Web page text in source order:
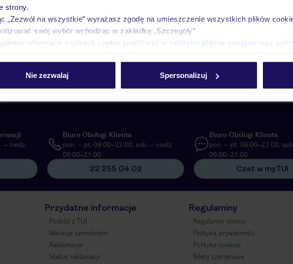
strony.
„Zezwól na wszystkie” wyrażasz zgodę na umieszczenie wszystkich plików
swój wybór wchodząc w zakładkę „Szczegóły”
informacje o plikach cookie znajdziesz w polityce plików cookies oraz
Nie zezwalaj Spersonalizuj
danych osobowych przez TUI Poland Sp. z o.o. i TUI Poland Dystrybucja Sp. z o.o. w celach
, poprzez elektroniczną formę komunikacji (e-mail), także z użyciem tzw. automatycznych
niedz.
Biuro Obsługi Klienta
pon. – pt. 08:00–22:00, sob. – niedz.
09:00–21:00
22 255 04 02
Biuro Obsługi Klienta
pon. – pt. 08:00–22:00,
09:00–21:00
Czat w myTUI
Przydatne informacje
Podróż z TUI
Wakacje samolotem
Reklamacje
Status reklamacji
Regulaminy
Regulamin strony
Polityka prywatności
Polityka cookies
Bilety czarterowe